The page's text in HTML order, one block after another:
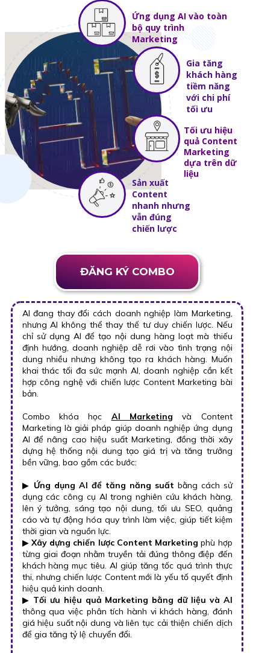
AI đang thay đổi cách doanh nghiệp làm Marketing,
nhưng AI không thể thay thế tư duy chiến lược. Nếu
chỉ sử dụng AI để tạo nội dung hàng loạt mà thiếu
định hướng, doanh nghiệp dễ rơi vào tình trạng nội
dung nhiều nhưng không tạo ra khách hàng. Muốn
khai thác tối đa sức mạnh AI, doanh nghiệp cần kết
hợp công nghệ với chiến lược Content Marketing bài
bản.
Combo khóa học AI Marketing và Content
Marketing là giải pháp giúp doanh nghiệp ứng dụng
AI để nâng cao hiệu suất Marketing, đồng thời xây
dựng hệ thống nội dung tạo giá trị và tăng trưởng
bền vững, bao gồm các bước:
▶ Ứng dụng AI để tăng năng suất bằng cách sử
dụng các công cụ AI trong nghiên cứu khách hàng,
lên ý tưởng, sáng tạo nội dung, tối ưu SEO, quảng
cáo và tự động hóa quy trình làm việc, giúp tiết kiệm
thời gian và nguồn lực.
▶Xây dựng chiến lược Content Marketing phù hợp
từng giai đoạn nhằm truyền tải đúng thông điệp đến
khách hàng mục tiêu. AI giúp tăng tốc quá trình thực
thi, nhưng chiến lược Content mới là yếu tố quyết định
hiệu quả kinh doanh.
▶ Tối ưu hiệu quả Marketing bằng dữ liệu và AI
thông qua việc phân tích hành vi khách hàng, đánh
giá hiệu suất nội dung và liên tục cải thiện chiến dịch
để gia tăng tỷ lệ chuyển đổi.
Gia tăng
khách hàng
tiềm năng
với chi phí
tối ưu
Tối ưu hiệu
quả Content
Marketing
dựa trên dữ
liệu
Sản xuất
Content
nhanh nhưng
vẫn đúng
chiến lược
Ứng dụng AI vào toàn
bộ quy trình
Marketing
ĐĂNG KÝ COMBO